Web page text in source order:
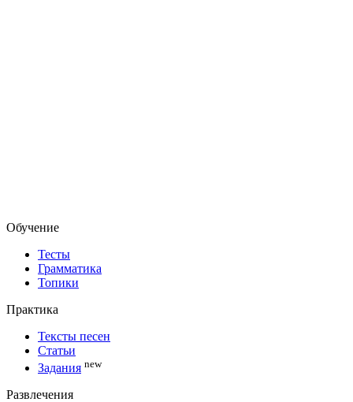
Обучение
Тесты
Грамматика
Топики
Практика
Тексты песен
Статьи
Задания new
Развлечения